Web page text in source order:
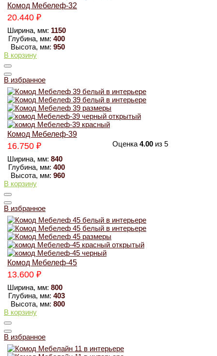
Комод Мебелеф-32
20.440 ₽
Ширина, мм: 1150
Глубина, мм: 400
Высота, мм: 950
В корзину
В избранное
Комод Мебелеф-39
Оценка 4.00из 5
16.750 ₽
Ширина, мм: 840
Глубина, мм: 400
Высота, мм: 960
В корзину
В избранное
Комод Мебелеф-45
13.600 ₽
Ширина, мм: 800
Глубина, мм: 403
Высота, мм: 800
В корзину
В избранное